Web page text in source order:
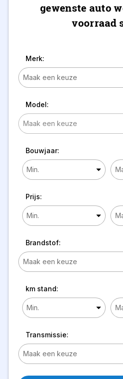
gewenste auto
voorraad
Merk:
Model:
Bouwjaar:
Prijs:
Brandstof:
km stand:
Transmissie: